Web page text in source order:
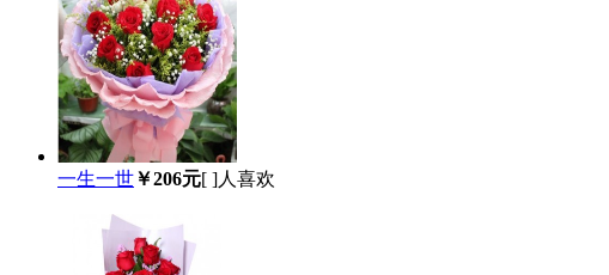
一生一世￥206元[ ]人喜欢